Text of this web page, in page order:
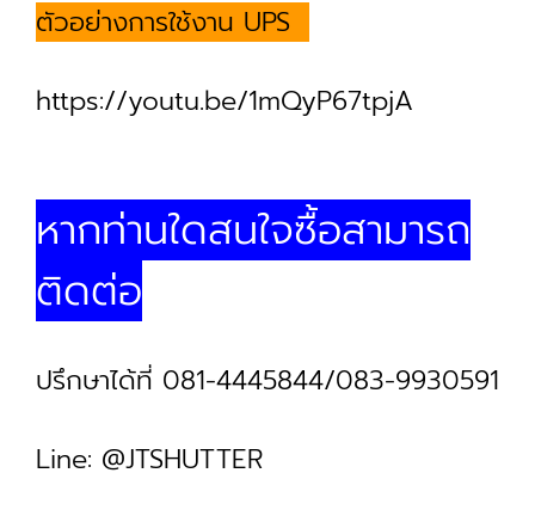
ตัวอย่างการใช้งาน UPS
https://youtu.be/1mQyP67tpjA
หากท่านใดสนใจซื้อสามารถ
ติดต่อ
ปรึกษาได้ที่ 081-4445844/083-9930591
Line: @JTSHUTTER